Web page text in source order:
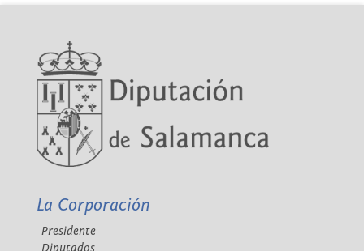
La Corporación
Presidente
Diputados